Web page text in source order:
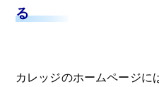
る
カレッジのホームページに